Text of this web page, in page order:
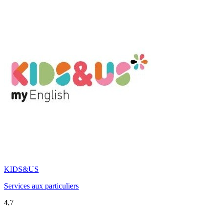
KIDS&US
Services aux particuliers
4,7